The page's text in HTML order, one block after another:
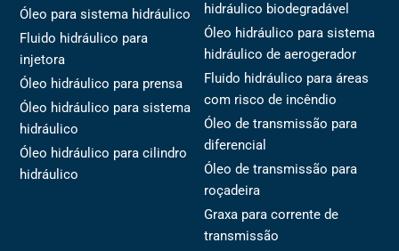
Óleo para sistema hidráulico
Fluido hidráulico para
injetora
Óleo hidráulico para prensa
Óleo hidráulico para sistema
hidráulico
Óleo hidráulico para cilindro
hidráulico
hidráulico biodegradável
Óleo hidráulico para sistema
hidráulico de aerogerador
Fluido hidráulico para áreas
com risco de incêndio
Óleo de transmissão para
diferencial
Óleo de transmissão para
roçadeira
Graxa para corrente de
transmissão